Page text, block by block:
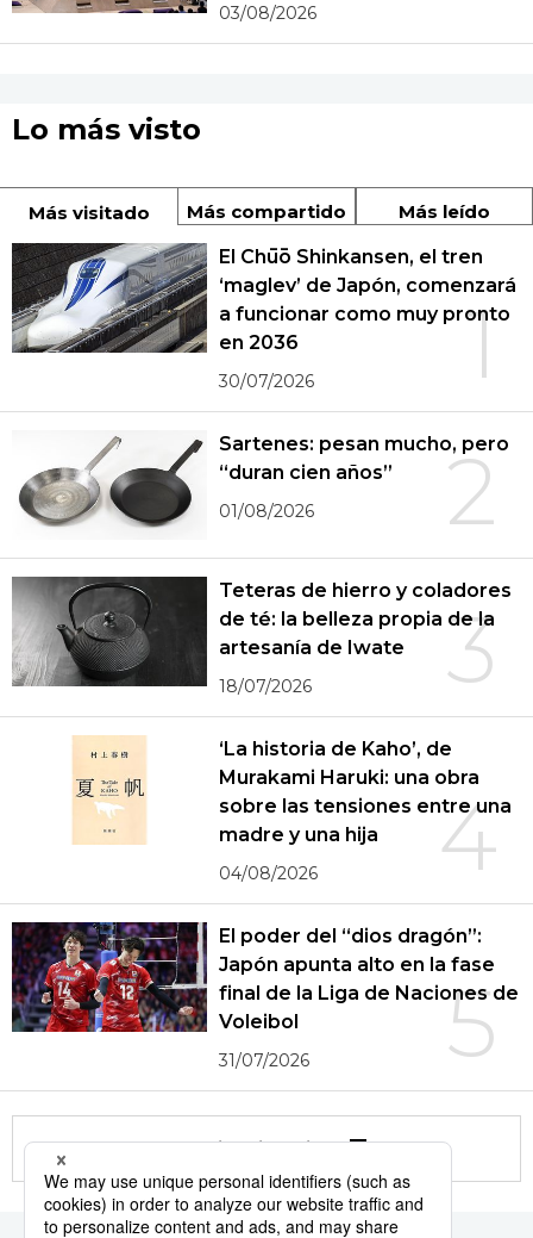
03/08/2026
Lo más visto
Más visitado Más compartido Más leído
1
El Chūō Shinkansen, el tren
‘maglev’ de Japón, comenzará
a funcionar como muy pronto
en 2036
30/07/2026
2
Sartenes: pesan mucho, pero
“duran cien años”
01/08/2026
3
Teteras de hierro y coladores
de té: la belleza propia de la
artesanía de Iwate
18/07/2026
4
‘La historia de Kaho’, de
Murakami Haruki: una obra
sobre las tensiones entre una
madre y una hija
04/08/2026
5
El poder del “dios dragón”:
Japón apunta alto en la fase
final de la Liga de Naciones de
Voleibol
31/07/2026
More in this series